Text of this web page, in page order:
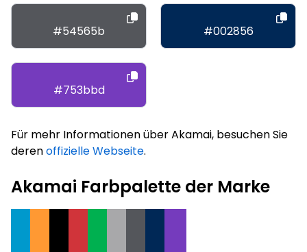
#54565b #002856
#753bbd
Für mehr Informationen über Akamai, besuchen Sie
derenoffizielle Webseite.
Akamai Farbpalette der Marke